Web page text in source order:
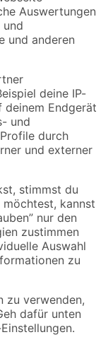
Angebote sind unter
beziehen